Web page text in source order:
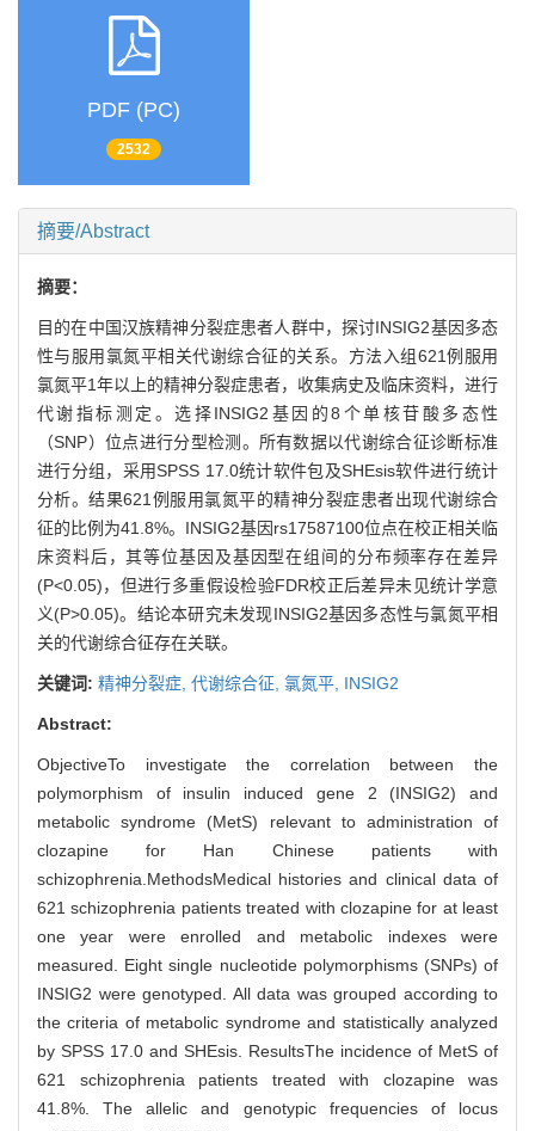
PDF (PC)
2532
摘要/Abstract
摘要：
目的在中国汉族精神分裂症患者人群中，探讨INSIG2基因多态
性与服用氯氮平相关代谢综合征的关系。方法入组621例服用
氯氮平1年以上的精神分裂症患者，收集病史及临床资料，进行
代谢指标测定。选择INSIG2基因的8个单核苷酸多态性
（SNP）位点进行分型检测。所有数据以代谢综合征诊断标准
进行分组，采用SPSS 17.0统计软件包及SHEsis软件进行统计
分析。结果621例服用氯氮平的精神分裂症患者出现代谢综合
征的比例为41.8%。INSIG2基因rs17587100位点在校正相关临
床资料后，其等位基因及基因型在组间的分布频率存在差异
(P<0.05)，但进行多重假设检验FDR校正后差异未见统计学意
义(P>0.05)。结论本研究未发现INSIG2基因多态性与氯氮平相
关的代谢综合征存在关联。
关键词: 精神分裂症, 代谢综合征, 氯氮平, INSIG2
Abstract:
ObjectiveTo investigate the correlation between the
polymorphism of insulin induced gene 2 (INSIG2) and
metabolic syndrome (MetS) relevant to administration of
clozapine for Han Chinese patients with
schizophrenia.MethodsMedical histories and clinical data of
621 schizophrenia patients treated with clozapine for at least
one year were enrolled and metabolic indexes were
measured. Eight single nucleotide polymorphisms (SNPs) of
INSIG2 were genotyped. All data was grouped according to
the criteria of metabolic syndrome and statistically analyzed
by SPSS 17.0 and SHEsis. ResultsThe incidence of MetS of
621 schizophrenia patients treated with clozapine was
41.8%. The allelic and genotypic frequencies of locus